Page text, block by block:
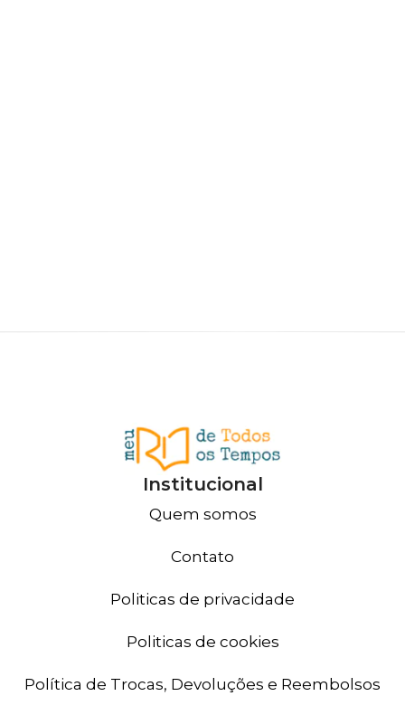
Institucional
Quem somos
Contato
Politicas de privacidade
Politicas de cookies
Política de Trocas, Devoluções e Reembolsos